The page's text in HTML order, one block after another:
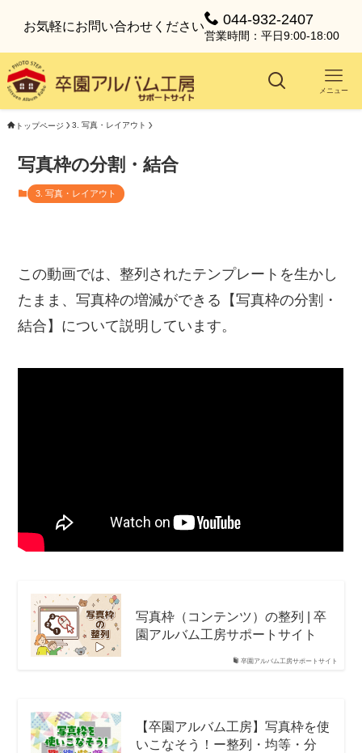
お気軽にお問い合わせください 044-932-2407
営業時間：平日9:00-18:00
メニュー
トップページ 3. 写真・レイアウト
写真枠の分割・結合
3. 写真・レイアウト
この動画では、整列されたテンプレートを生かし
たまま、写真枠の増減ができる【写真枠の分割・
結合】について説明しています。
卒園アルバム工房サポートサイト
写真枠（コンテンツ）の整列 | 卒
園アルバム工房サポートサイト
【卒園アルバム工房】写真枠を使
いこなそう！ー整列・均等・分